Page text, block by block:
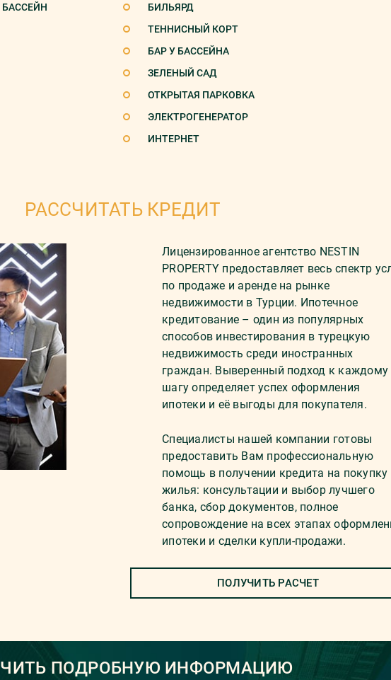
БИЛЬЯРД
ТЕННИСНЫЙ КОРТ
БАР У БАССЕЙНА
ЗЕЛЕНЫЙ САД
ОТКРЫТАЯ ПАРКОВКА
ЭЛЕКТРОГЕНЕРАТОР
ИНТЕРНЕТ
РАССЧИТАТЬ КРЕДИТ
Лицензированное агентство NESTIN
PROPERTY предоставляет весь спектр
по продаже и аренде на рынке
недвижимости в Турции. Ипотечное
кредитование – один из популярных
способов инвестирования в турецкую
недвижимость среди иностранных
граждан. Выверенный подход к каждому
шагу определяет успех оформления
ипотеки и её выгоды для покупателя.
Специалисты нашей компании готовы
предоставить Вам профессиональную
помощь в получении кредита на покупку
жилья: консультации и выбор лучшего
банка, сбор документов, полное
сопровождение на всех этапах
ипотеки и сделки купли-продажи.
ПОЛУЧИТЬ РАСЧЕТ
ПОДРОБНУЮ ИНФОРМАЦИЮ